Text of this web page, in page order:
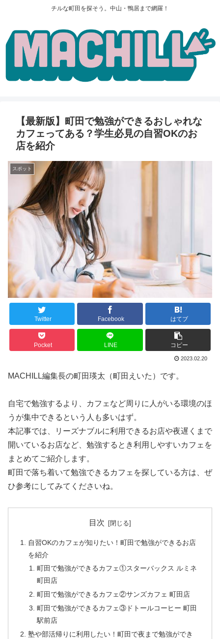
チルな町田を探そう。中山・鴨居まで網羅！
【最新版】町田で勉強ができるおしゃれな
カフェってある？学生必見の自習OKのお
店を紹介
スポット
Twitter Facebook はてブ
Pocket LINE コピー
2023.02.20
MACHILL編集長の町田瑛太（町田えいた）です。
自宅で勉強するより、カフェなど周りに人がいる環境のほ
うが集中できるという人も多いはず。
本記事では、リーズナブルに利用できるお店や夜遅くまで
開いているお店など、勉強するとき利用しやすいカフェを
まとめてご紹介します。
町田で落ち着いて勉強できるカフェを探している方は、ぜ
ひ参考にしてみてくださいね。
目次
自習OKのカフェが知りたい！町田で勉強ができるお店
を紹介
町田で勉強ができるカフェ①スターバックス ルミネ
町田店
町田で勉強ができるカフェ②サンズカフェ 町田店
町田で勉強ができるカフェ③ドトールコーヒー 町田
駅前店
塾や部活帰りに利用したい！町田で夜まで勉強ができ